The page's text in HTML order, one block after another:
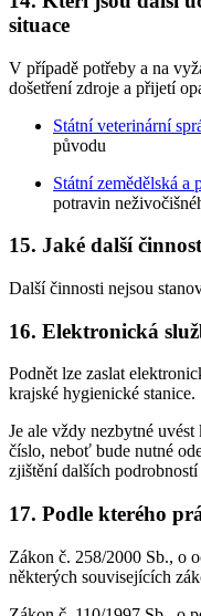
situace
V případě potřeby a na
došetření zdroje a přijetí
Státní veterinární
původu
Státní zemědělská a
potravin
15. Jaké další
Další činnosti nejsou
16. Elektronická
Podnět lze zaslat
krajské hygienické stanice.
Je ale vždy nezbytné
číslo, neboť bude nutné
zjištění dalších
17. Podle kterého
Zákon č. 258/2000 Sb., o
některých souvisejících